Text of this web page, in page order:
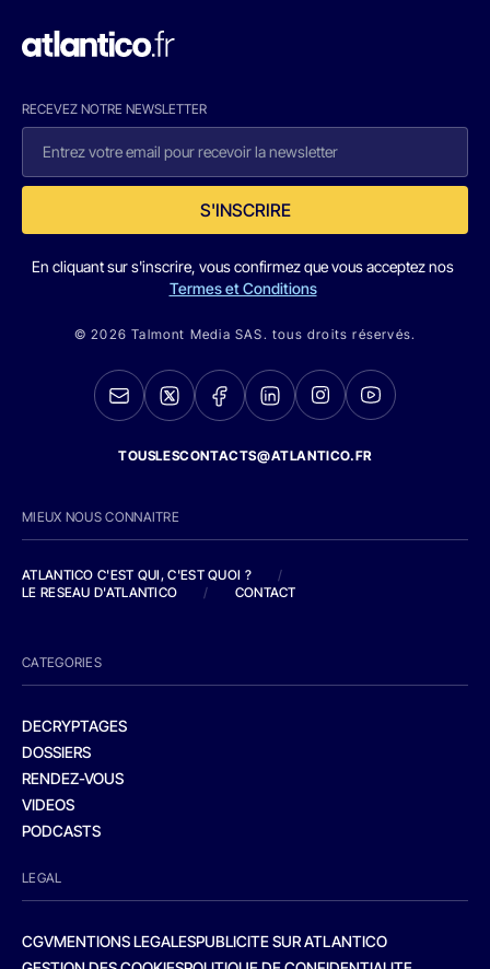
RECEVEZ NOTRE NEWSLETTER
S'INSCRIRE
En cliquant sur s'inscrire, vous confirmez que vous acceptez nos
Termes et Conditions
© 2026 Talmont Media SAS. tous droits réservés.
TOUSLESCONTACTS@ATLANTICO.FR
MIEUX NOUS CONNAITRE
ATLANTICO C'EST QUI, C'EST QUOI ?
/
LE RESEAU D'ATLANTICO
/ CONTACT
CATEGORIES
DECRYPTAGES
DOSSIERS
RENDEZ-VOUS
VIDEOS
PODCASTS
LEGAL
CGVMENTIONS LEGALESPUBLICITE SUR ATLANTICO